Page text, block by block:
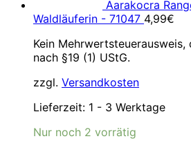
Aarakocra
Waldläuferin - 71047 4,99€
Kein Mehrwertsteuerausweis,
nach §19 (1) UStG.
zzgl. Versandkosten
Lieferzeit: 1 - 3 Werktage
Nur noch 2 vorrätig